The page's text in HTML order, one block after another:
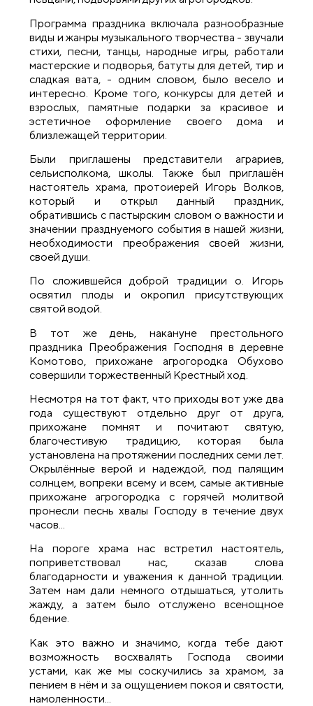
Программа праздника включала разнообразные
виды и жанры музыкального творчества - звучали
стихи, песни, танцы, народные игры, работали
мастерские и подворья, батуты для детей, тир и
сладкая вата, - одним словом, было весело и
интересно. Кроме того, конкурсы для детей и
взрослых, памятные подарки за красивое и
эстетичное оформление своего дома и
близлежащей территории.
Были приглашены представители аграриев,
сельисполкома, школы. Также был приглашён
настоятель храма, протоиерей Игорь Волков,
который и открыл данный праздник,
обратившись с пастырским словом о важности и
значении празднуемого события в нашей жизни,
необходимости преображения своей жизни,
своей души.
По сложившейся доброй традиции о. Игорь
освятил плоды и окропил присутствующих
святой водой.
В тот же день, накануне престольного
праздника Преображения Господня в деревне
Комотово, прихожане агрогородка Обухово
совершили торжественный Крестный ход.
Несмотря на тот факт, что приходы вот уже два
года существуют отдельно друг от друга,
прихожане помнят и почитают святую,
благочестивую традицию, которая была
установлена на протяжении последних семи лет.
Окрылённые верой и надеждой, под палящим
солнцем, вопреки всему и всем, самые активные
прихожане агрогородка с горячей молитвой
пронесли песнь хвалы Господу в течение двух
часов...
На пороге храма нас встретил настоятель,
поприветствовал нас, сказав слова
благодарности и уважения к данной традиции.
Затем нам дали немного отдышаться, утолить
жажду, а затем было отслужено всенощное
бдение.
Как это важно и значимо, когда тебе дают
возможность восхвалять Господа своими
устами, как же мы соскучились за храмом, за
пением в нём и за ощущением покоя и святости,
намоленности...